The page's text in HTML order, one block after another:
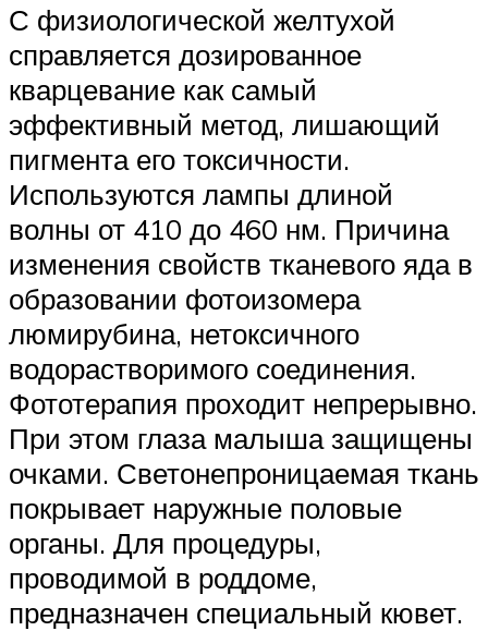
С физиологической желтухой
справляется дозированное
кварцевание как самый
эффективный метод, лишающий
пигмента его токсичности.
Используются лампы длиной
волны от 410 до 460 нм. Причина
изменения свойств тканевого яда в
образовании фотоизомера
люмирубина, нетоксичного
водорастворимого соединения.
Фототерапия проходит непрерывно.
При этом глаза малыша защищены
очками. Светонепроницаемая ткань
покрывает наружные половые
органы. Для процедуры,
проводимой в роддоме,
предназначен специальный кювет.